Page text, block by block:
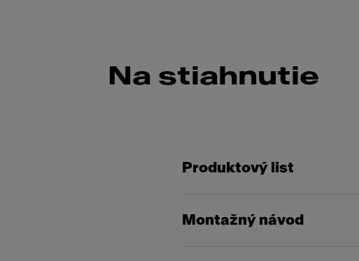
Na stiahnutie
Produktový list
Montažný návod